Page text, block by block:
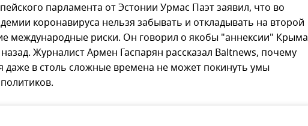
парламента от Эстонии Урмас Паэт заявил, что во
коронавируса нельзя забывать и откладывать на второй
международные риски. Он говорил о якобы "аннексии" Крыма
Журналист Армен Гаспарян рассказал Baltnews, почему
даже в столь сложные времена не может покинуть умы